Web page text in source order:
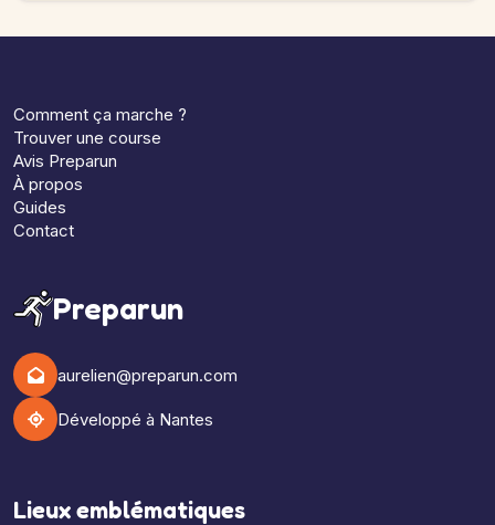
Comment ça marche ?
Trouver une course
Avis Preparun
À propos
Guides
Contact
Preparun
aurelien@preparun.com
Développé à Nantes
Lieux emblématiques